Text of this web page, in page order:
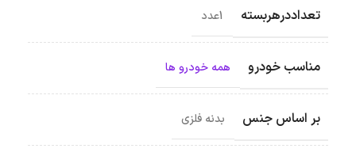
تعداددرهربسته 1عدد
مناسب خودرو همه خودرو ها
بر اساس جنس بدنه فلزی